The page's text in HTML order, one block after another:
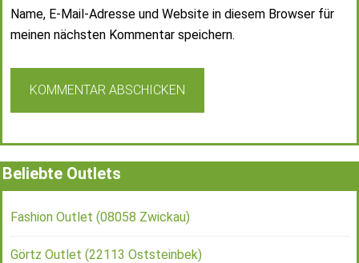
Name, E-Mail-Adresse und Website in diesem Browser für
meinen nächsten Kommentar speichern.
Beliebte Outlets
Fashion Outlet (08058 Zwickau)
Görtz Outlet (22113 Oststeinbek)